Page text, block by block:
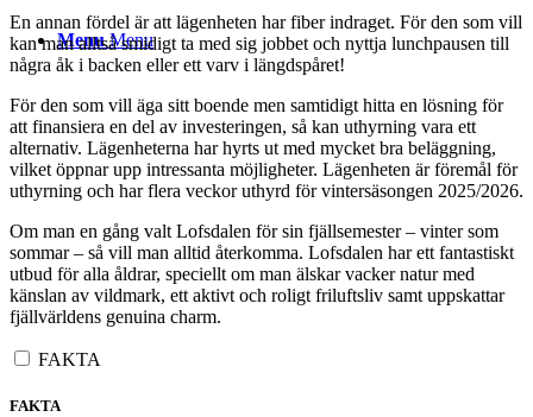
Menu Menu
En annan fördel är att lägenheten har fiber indraget. För den som vill
kan man alltså smidigt ta med sig jobbet och nyttja lunchpausen till
några åk i backen eller ett varv i längdspåret!
För den som vill äga sitt boende men samtidigt hitta en lösning för
att finansiera en del av investeringen, så kan uthyrning vara ett
alternativ. Lägenheterna har hyrts ut med mycket bra beläggning,
vilket öppnar upp intressanta möjligheter. Lägenheten är föremål för
uthyrning och har flera veckor uthyrd för vintersäsongen 2025/2026.
Om man en gång valt Lofsdalen för sin fjällsemester – vinter som
sommar – så vill man alltid återkomma. Lofsdalen har ett fantastiskt
utbud för alla åldrar, speciellt om man älskar vacker natur med
känslan av vildmark, ett aktivt och roligt friluftsliv samt uppskattar
fjällvärldens genuina charm.
FAKTA
FAKTA